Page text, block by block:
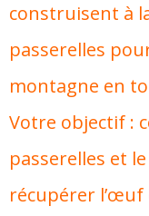
construisent à
passerelles
montagne en
Votre objectif :
passerelles et
récupérer l’œuf